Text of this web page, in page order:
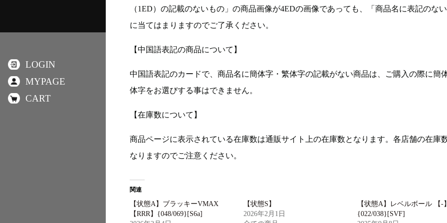
（1ED）の記載のないもの」の商品画像が4EDの画像であっても、「商品名に表記のない
に当てはまりますのでご了承ください。
【中国語表記の商品について】
中国語表記のカードで、商品名に簡体字・繁体字の記載がない商品は、ご購入の際に簡
体字をお選びする事はできません。
【在庫数について】
商品ページに表示されている在庫数は通販サイト上の在庫数となります。各店舗の在庫
なりますのでご注意ください。
関連
【状態A】ブラッキーVMAX
【RRR】{048/069}[S6a]
【状態S】
2026年2月1日
【状態A】レベルボール 【-】
{022/038}[SVF]
LOGIN
MYPAGE
CART